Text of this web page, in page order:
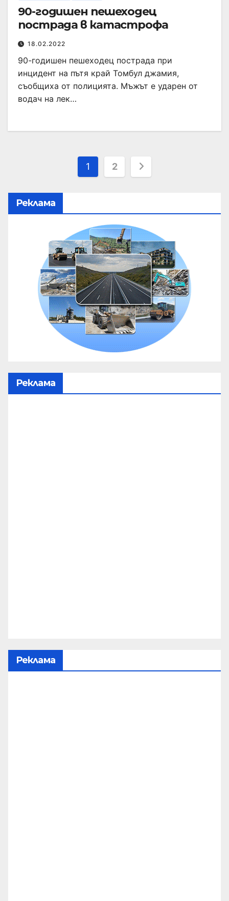
90-годишен пешеходец
пострада в катастрофа
18.02.2022
90-годишен пешеходец пострада при
инцидент на пътя край Томбул джамия,
съобщиха от полицията. Мъжът е ударен от
водач на лек…
1 2
Реклама
Реклама
Реклама